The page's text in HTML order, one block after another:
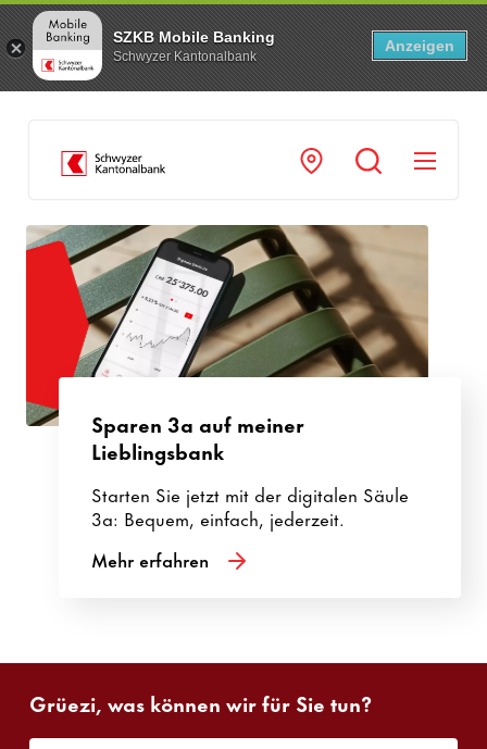
SZKB Mobile Banking
Schwyzer Kantonalbank
Anzeigen
Sparen 3a auf meiner
Lieblingsbank
Starten Sie jetzt mit der digitalen Säule
3a: Bequem, einfach, jederzeit.
Mehr erfahren
Grüezi, was können wir für Sie tun?